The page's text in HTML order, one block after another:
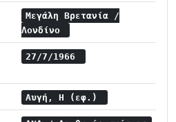
Μεγάλη Βρετανία /
Λονδίνο
27/7/1966
Αυγή, Η (εφ.)